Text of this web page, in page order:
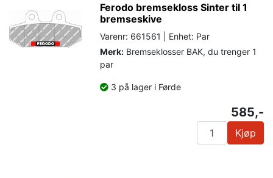
Ferodo bremsekloss Sinter til 1
bremseskive
Varenr: 661561 | Enhet: Par
Merk: Bremseklosser BAK, du trenger 1
par
3 på lager i Førde
585,-
Kjøp